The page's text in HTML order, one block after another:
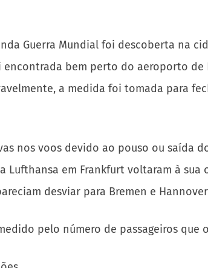
Guerra Mundial foi descoberta na
bem perto do aeroporto de
a medida foi tomada para
nos voos devido ao pouso ou saída
Lufthansa em Frankfurt voltaram à
desviar para Bremen e
pelo número de passageiros que